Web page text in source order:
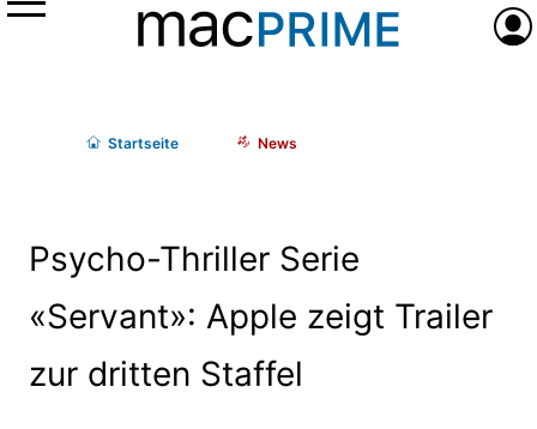
Menü
Startseite News
Psycho-Thriller Serie
«Servant»: Apple zeigt Trailer
zur dritten Staffel